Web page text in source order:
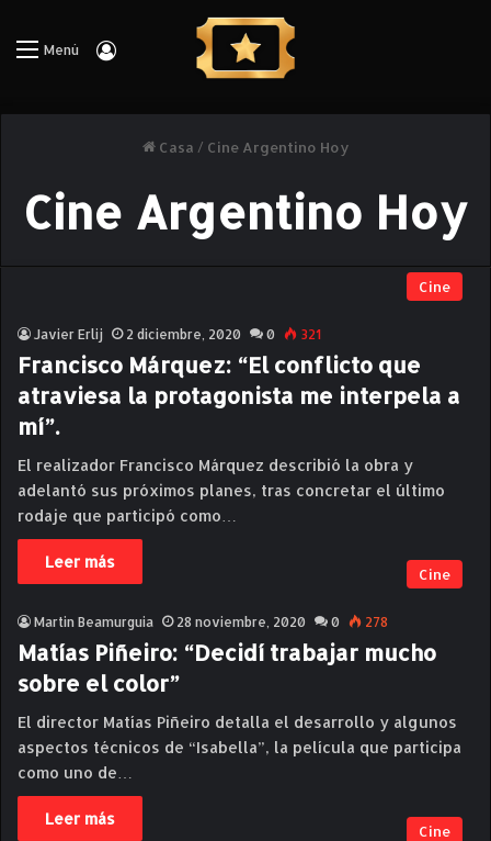
Menú Iniciar Sesión
Casa / Cine Argentino Hoy
Cine Argentino Hoy
Cine
Javier Erlij 2 diciembre, 2020 0 321
Francisco Márquez: “El conflicto que
atraviesa la protagonista me interpela a
mí”.
El realizador Francisco Márquez describió la obra y
adelantó sus próximos planes, tras concretar el último
rodaje que participó como…
Leer más
Cine
Martin Beamurguia 28 noviembre, 2020 0 278
Matías Piñeiro: “Decidí trabajar mucho
sobre el color”
El director Matías Piñeiro detalla el desarrollo y algunos
aspectos técnicos de “Isabella”, la película que participa
como uno de…
Leer más
Cine